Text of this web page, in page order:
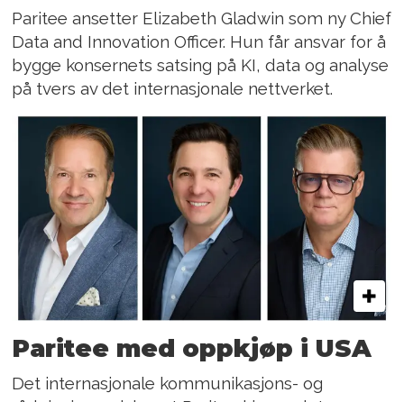
Paritee ansetter Elizabeth Gladwin som ny Chief
Data and Innovation Officer. Hun får ansvar for å
bygge konsernets satsing på KI, data og analyse
på tvers av det internasjonale nettverket.
Paritee med oppkjøp i USA
Det internasjonale kommunikasjons- og